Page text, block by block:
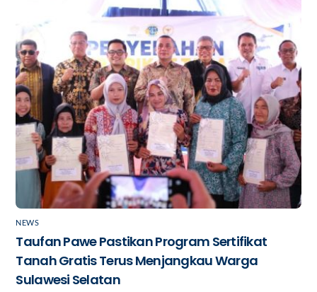
NEWS
Taufan Pawe Pastikan Program Sertifikat
Tanah Gratis Terus Menjangkau Warga
Sulawesi Selatan